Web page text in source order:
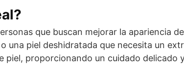
que buscan mejorar la apariencia
una piel deshidratada que necesita un
piel, proporcionando un cuidado